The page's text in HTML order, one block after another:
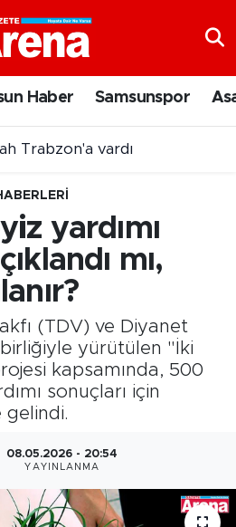
Haber Samsunspor
Trabzon'a vardı
yardımı
mı,
(TDV) ve Diyanet
birliğiyle yürütülen "İki
kapsamında, 500
sonuçları için
gelindi.
08.05.2026 - 20:54
YAYINLANMA
ve Fikstür